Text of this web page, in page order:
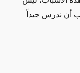
أن ندرس جيداً